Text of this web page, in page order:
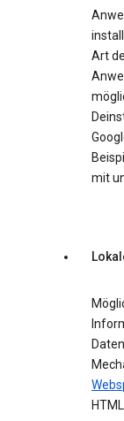
Art
mit